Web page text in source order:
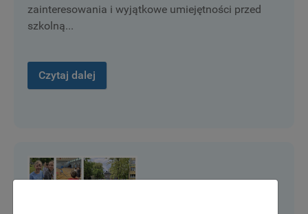
zainteresowania i wyjątkowe umiejętności przed
szkolną...
Czytaj dalej